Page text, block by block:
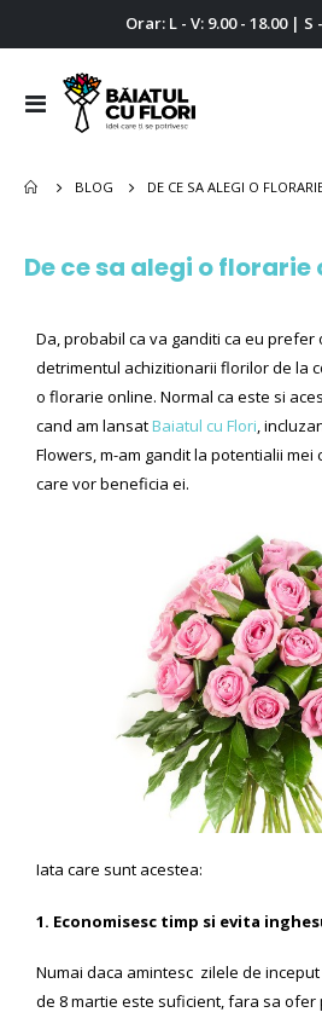
Orar: L - V: 9.00 - 18.00 | S
Comutare
BLOG DE CE SA ALEGI O
De ce sa alegi o florarie
Da, probabil ca va ganditi ca eu
detrimentul achizitionarii florilor de la
o florarie online. Normal ca este si
cand am lansatBaiatul cu Flori ,
Flowers, m-am gandit la potentialii
care vor beneficia ei.
Iata care sunt acestea:
1. Economisesc timp si evita
Numai daca amintesc zilele de
de 8 martie este suficient, fara sa ofer